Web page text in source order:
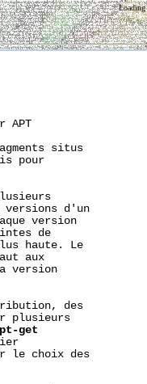
Loading
APT
situs
pour
versions d'un
version
de
haute. Le
aux
version
des
plusieurs
get
le choix des